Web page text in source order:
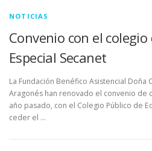
NOTICIAS
Convenio con el colegio
Especial Secanet
La Fundación Benéfico Asistencial Doña
Aragonés han renovado el convenio de
año pasado, con el Colegio Público de
ceder el …